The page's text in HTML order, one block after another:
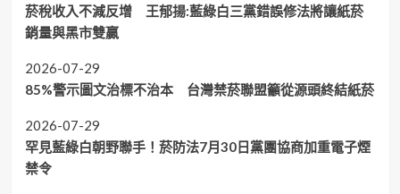
菸稅收入不減反增 王郁揚:藍綠白三黨錯誤修法將讓紙菸
銷量與黑市雙贏
2026-07-29
85%警示圖文治標不治本 台灣禁菸聯盟籲從源頭終結紙菸
2026-07-29
罕見藍綠白朝野聯手！菸防法7月30日黨團協商加重電子煙
禁令